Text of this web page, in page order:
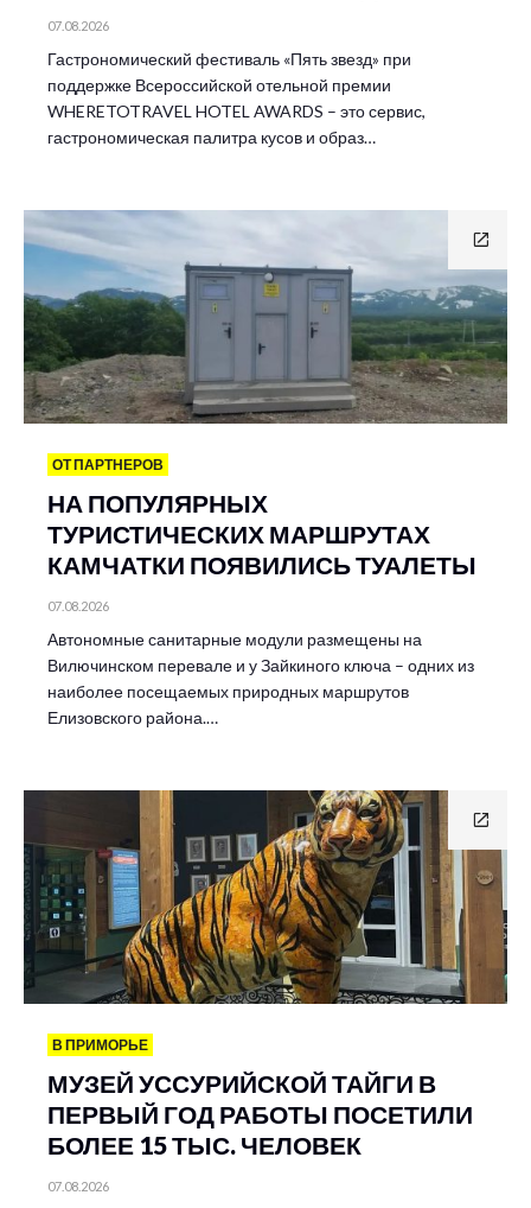
07.08.2026
Гастрономический фестиваль «Пять звезд» при
поддержке Всероссийской отельной премии
WHERETOTRAVEL HOTEL AWARDS – это сервис,
гастрономическая палитра кусов и образ…
ОТ ПАРТНЕРОВ
НА ПОПУЛЯРНЫХ
ТУРИСТИЧЕСКИХ МАРШРУТАХ
КАМЧАТКИ ПОЯВИЛИСЬ ТУАЛЕТЫ
07.08.2026
Автономные санитарные модули размещены на
Вилючинском перевале и у Зайкиного ключа – одних из
наиболее посещаемых природных маршрутов
Елизовского района.…
В ПРИМОРЬЕ
МУЗЕЙ УССУРИЙСКОЙ ТАЙГИ В
ПЕРВЫЙ ГОД РАБОТЫ ПОСЕТИЛИ
БОЛЕЕ 15 ТЫС. ЧЕЛОВЕК
07.08.2026